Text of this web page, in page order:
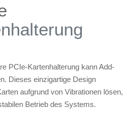
PCIe-Kartenhalterung kann Add-
Dieses einzigartige Design
aufgrund von Vibrationen lösen,
Betrieb des Systems.